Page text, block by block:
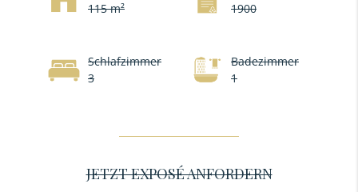
115 m²
1900
Schlafzimmer
3
Badezimmer
1
JETZT EXPOSÉ ANFORDERN